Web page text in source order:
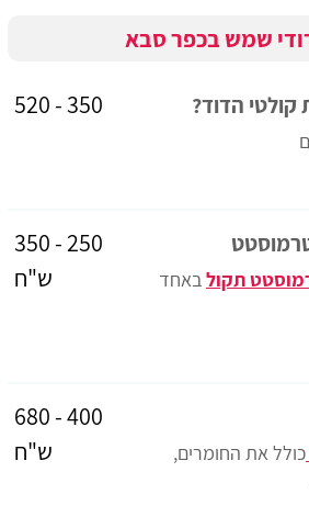
דודי שמש בכפר סבא
הדוד? 350 - 520
תקולבאחד
250 - 350
ש"ח
כולל את החומרים,
400 - 680
ש"ח